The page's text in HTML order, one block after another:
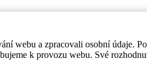
webu a zpracovali osobní údaje.
k provozu webu. Své